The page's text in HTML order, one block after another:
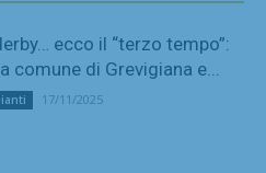
ecco il “terzo tempo”:
comune di Grevigiana e...
17/11/2025